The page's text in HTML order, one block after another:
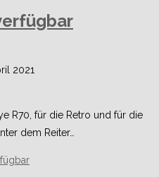
2021
R70, für die Retro und für die
dem Reiter…